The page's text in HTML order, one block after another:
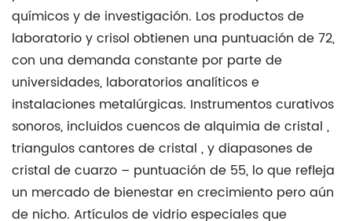
químicos y de investigación. Los productos de
laboratorio y crisol obtienen una puntuación de 72,
con una demanda constante por parte de
universidades, laboratorios analíticos e
instalaciones metalúrgicas. Instrumentos curativos
sonoros, incluidoscuencos de alquimia de cristal ,
triangulos cantores de cristal , ydiapasones de
cristal de cuarzo – puntuación de 55, lo que refleja
un mercado de bienestar en crecimiento pero aún
de nicho. Artículos de vidrio especiales que